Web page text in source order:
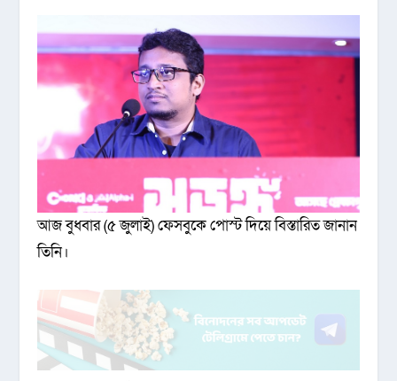
আজ বুধবার (৫ জুলাই) ফেসবুকে পোস্ট দিয়ে বিস্তারিত জানান
তিনি।